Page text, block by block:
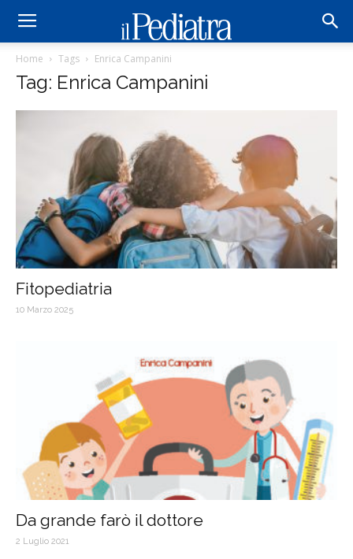
Home Tags Enrica Campanini
Tag: Enrica Campanini
Fitopediatria
10 Marzo 2025
Da grande farò il dottore
2 Luglio 2021